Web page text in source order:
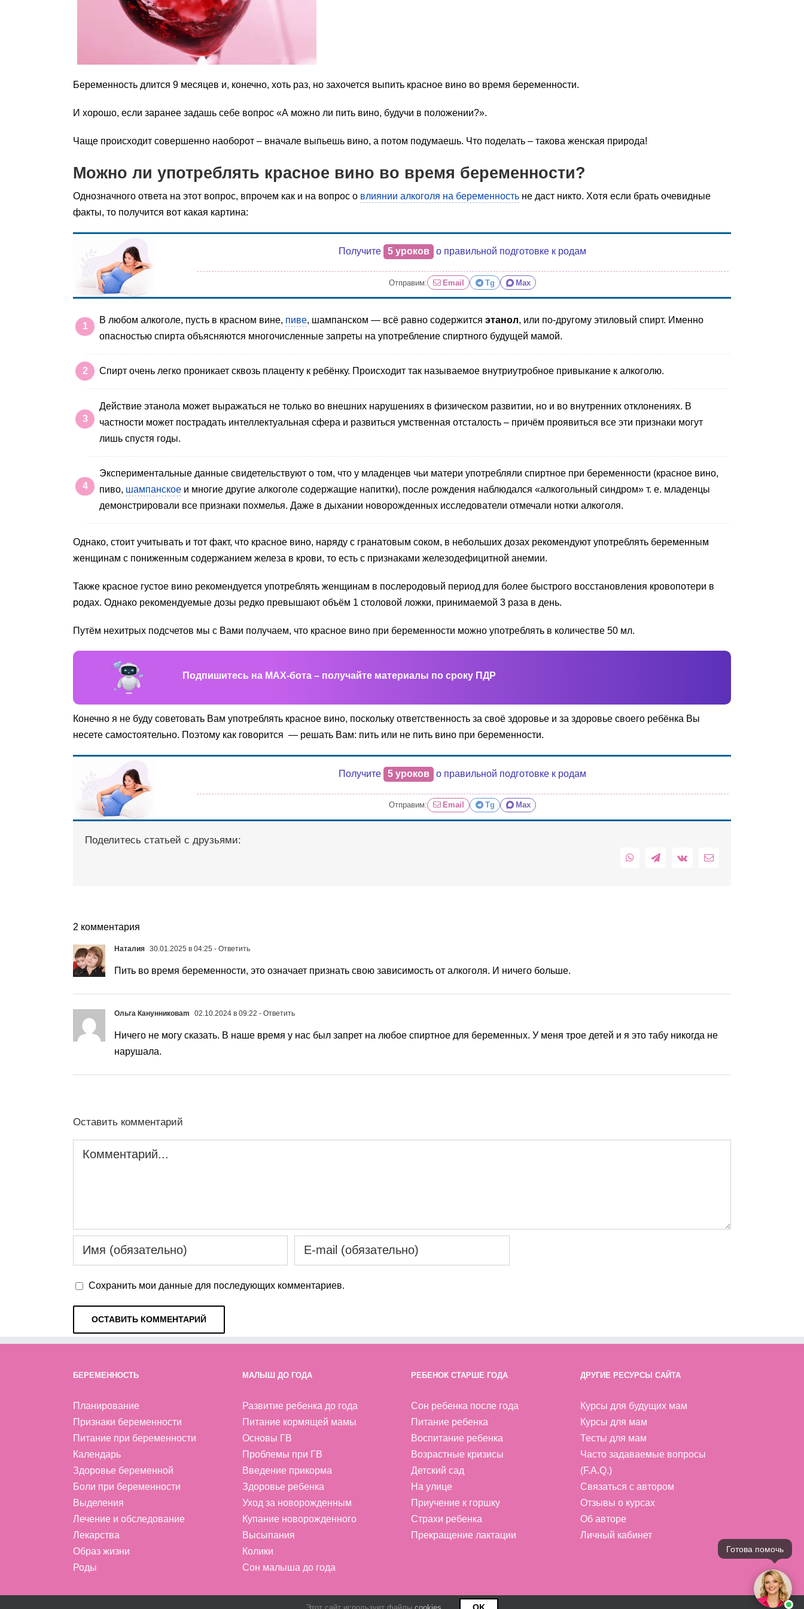
Беременность длится 9 месяцев и, конечно, хоть раз, но захочется выпить красное вино во время беременности.
И хорошо, если заранее задашь себе вопрос «А можно ли пить вино, будучи в положении?».
Чаще происходит совершенно наоборот – вначале выпьешь вино, а потом подумаешь. Что поделать – такова женская природа!
Можно ли употреблять красное вино во время беременности?
Однозначного ответа на этот вопрос, впрочем как и на вопрос о влиянии алкоголя на беременность не даст никто. Хотя если брать очевидные
факты, то получится вот какая картина:
Получите 5 уроков о правильной подготовке к родам
Отправим: Email Tg Max
В любом алкоголе, пусть в красном вине, пиве, шампанском — всё равно содержится этанол, или по-другому этиловый спирт. Именно
опасностью спирта объясняются многочисленные запреты на употребление спиртного будущей мамой.
Спирт очень легко проникает сквозь плаценту к ребёнку. Происходит так называемое внутриутробное привыкание к алкоголю.
Действие этанола может выражаться не только во внешних нарушениях в физическом развитии, но и во внутренних отклонениях. В
частности может пострадать интеллектуальная сфера и развиться умственная отсталость – причём проявиться все эти признаки могут
лишь спустя годы.
Экспериментальные данные свидетельствуют о том, что у младенцев чьи матери употребляли спиртное при беременности (красное вино,
пиво, шампанское и многие другие алкоголе содержащие напитки), после рождения наблюдался «алкогольный синдром» т. е. младенцы
демонстрировали все признаки похмелья. Даже в дыхании новорожденных исследователи отмечали нотки алкоголя.
Однако, стоит учитывать и тот факт, что красное вино, наряду с гранатовым соком, в небольших дозах рекомендуют употреблять беременным
женщинам с пониженным содержанием железа в крови, то есть с признаками железодефицитной анемии.
Также красное густое вино рекомендуется употреблять женщинам в послеродовый период для более быстрого восстановления кровопотери в
родах. Однако рекомендуемые дозы редко превышают объём 1 столовой ложки, принимаемой 3 раза в день.
Путём нехитрых подсчетов мы с Вами получаем, что красное вино при беременности можно употреблять в количестве 50 мл.
Подпишитесь на MAX-бота – получайте материалы по сроку ПДР
Конечно я не буду советовать Вам употреблять красное вино, поскольку ответственность за своё здоровье и за здоровье своего ребёнка Вы
несете самостоятельно. Поэтому как говорится — решать Вам: пить или не пить вино при беременности.
Получите 5 уроков о правильной подготовке к родам
Отправим: Email Tg Max
Поделитесь статьей с друзьями:
WhatsAppTelegram
Vk Email
2 комментария
Наталия 30.01.2025 в 04:25 - Ответить
Пить во время беременности, это означает признать свою зависимость от алкоголя. И ничего больше.
Ольга Канунниковаm 02.10.2024 в 09:22 - Ответить
Ничего не могу сказать. В наше время у нас был запрет на любое спиртное для беременных. У меня трое детей и я это табу никогда не
нарушала.
Оставить комментарий
Сохранить мои данные для последующих комментариев.
БЕРЕМЕННОСТЬ
Планирование
Признаки беременности
Питание при беременности
Календарь
Здоровье беременной
Боли при беременности
Выделения
Лечение и обследование
Лекарства
Образ жизни
Роды
МАЛЫШ ДО ГОДА
Развитие ребенка до года
Питание кормящей мамы
Основы ГВ
Проблемы при ГВ
Введение прикорма
Здоровье ребенка
Уход за новорожденным
Купание новорожденного
Высыпания
Колики
Сон малыша до года
РЕБЕНОК СТАРШЕ ГОДА
Сон ребенка после года
Питание ребенка
Воспитание ребенка
Возрастные кризисы
Детский сад
На улице
Приучение к горшку
Страхи ребенка
Прекращение лактации
ДРУГИЕ РЕСУРСЫ САЙТА
Курсы для будущих мам
Курсы для мам
Тесты для мам
Часто задаваемые вопросы
(F.A.Q.)
Связаться с автором
Отзывы о курсах
Об авторе
Личный кабинет
Этот сайт использует файлы cookies
Готова помочь